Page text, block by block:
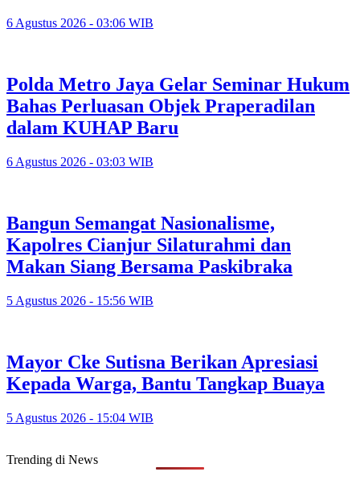
6 Agustus 2026 - 03:06 WIB
Polda Metro Jaya Gelar Seminar Hukum
Bahas Perluasan Objek Praperadilan
dalam KUHAP Baru
6 Agustus 2026 - 03:03 WIB
Bangun Semangat Nasionalisme,
Kapolres Cianjur Silaturahmi dan
Makan Siang Bersama Paskibraka
5 Agustus 2026 - 15:56 WIB
Mayor Cke Sutisna Berikan Apresiasi
Kepada Warga, Bantu Tangkap Buaya
5 Agustus 2026 - 15:04 WIB
Trending di News